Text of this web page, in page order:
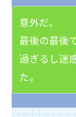
意外だ。
最後の最後
過ぎるし迷
た。